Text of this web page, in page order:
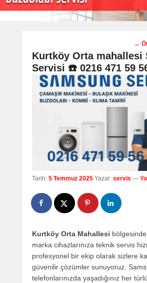
←
Kurtköy Orta mahallesi
Servisi ☎️ 0216 471 59
Tarih: 5 Temmuz 2025 Yazar: servis —
Kurtköy Orta Mahallesi
marka cihazlarınıza teknik servis
profesyonel bir ekip olarak sizlere
güvenilir çözümler sunuyoruz.
telefonlarınızda yaşadığınız her